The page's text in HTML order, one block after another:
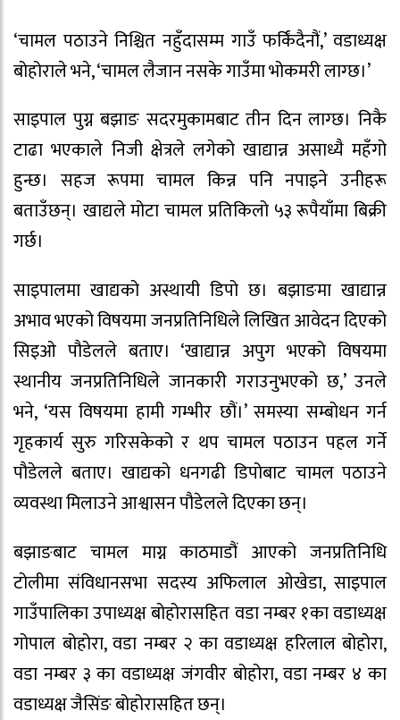
‘चामल पठाउने निश्चित नहुँदासम्म गाउँ फर्किंदैनौं,’ वडाध्यक्ष
बोहोराले भने, ‘चामल लैजान नसके गाउँमा भोकमरी लाग्छ।’
साइपाल पुग्न बझाङ सदरमुकामबाट तीन दिन लाग्छ। निकै
टाढा भएकाले निजी क्षेत्रले लगेको खाद्यान्न असाध्यै महँगो
हुन्छ। सहज रूपमा चामल किन्न पनि नपाइने उनीहरू
बताउँछन्। खाद्यले मोटा चामल प्रतिकिलो ५३ रूपैयाँमा बिक्री
गर्छ।
साइपालमा खाद्यको अस्थायी डिपो छ। बझाङमा खाद्यान्न
अभाव भएको विषयमा जनप्रतिनिधिले लिखित आवेदन दिएको
सिइओ पौडेलले बताए। ‘खाद्यान्न अपुग भएको विषयमा
स्थानीय जनप्रतिनिधिले जानकारी गराउनुभएको छ,’ उनले
भने, ‘यस विषयमा हामी गम्भीर छौं।’ समस्या सम्बोधन गर्न
गृहकार्य सुरु गरिसकेको र थप चामल पठाउन पहल गर्ने
पौडेलले बताए। खाद्यको धनगढी डिपोबाट चामल पठाउने
व्यवस्था मिलाउने आश्वासन पौडेलले दिएका छन्।
बझाङबाट चामल माग्न काठमाडौं आएको जनप्रतिनिधि
टोलीमा संविधानसभा सदस्य अफिलाल ओखेडा, साइपाल
गाउँपालिका उपाध्यक्ष बोहोरासहित वडा नम्बर १का वडाध्यक्ष
गोपाल बोहोरा, वडा नम्बर २ का वडाध्यक्ष हरिलाल बोहोरा,
वडा नम्बर ३ का वडाध्यक्ष जंगवीर बोहोरा, वडा नम्बर ४ का
वडाध्यक्ष जैसिंङ बोहोरासहित छन्।